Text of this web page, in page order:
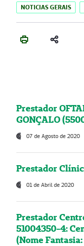
NOTICIAS GERAIS
Prestador
GONÇALO
07 de Agosto de 2020
Prestador
01 de Abril de 2020
Prestador
51004350-4:
(Nome